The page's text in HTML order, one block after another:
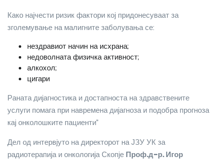
Како најчести ризик фактори кој придонесуваат за
зголемување на малигните заболувања се:
нездравиот начин на исхрана;
недоволната физичка активност;
алкохол;
цигари
Раната дијагностика и достапноста на здравствените
услуги помага при навремена дијагноза и подобра прогноза
кај онколошките пациенти”
Дел од интервјуто на директорот на ЈЗУ УК за
радиотерапија и онкологија Скопје Проф.д-р. Игор